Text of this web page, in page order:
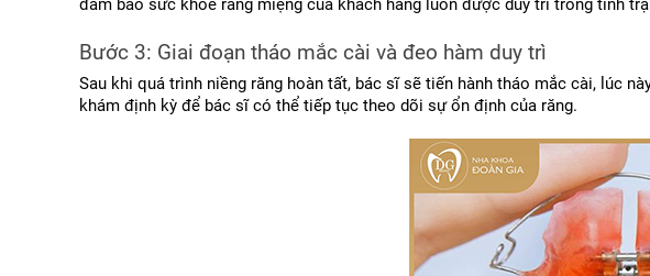
đảm bảo sức khỏe răng miệng của khách hàng luôn được duy trì trong tình
Bước 3: Giai đoạn tháo mắc cài và đeo hàm duy trì
Sau khi quá trình niềng răng hoàn tất, bác sĩ sẽ tiến hành tháo mắc cài, lúc
khám định kỳ để bác sĩ có thể tiếp tục theo dõi sự ổn định của răng.